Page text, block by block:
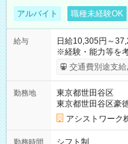
アルバイト 職種未経験OK
給与
日給10,305円～
※経験・能力等を考慮
間】試用期間なし
交通費別途支給
勤務地
東京都世田谷区
東京都世田谷区豪
アシストワーク
勤務時間
シフト制